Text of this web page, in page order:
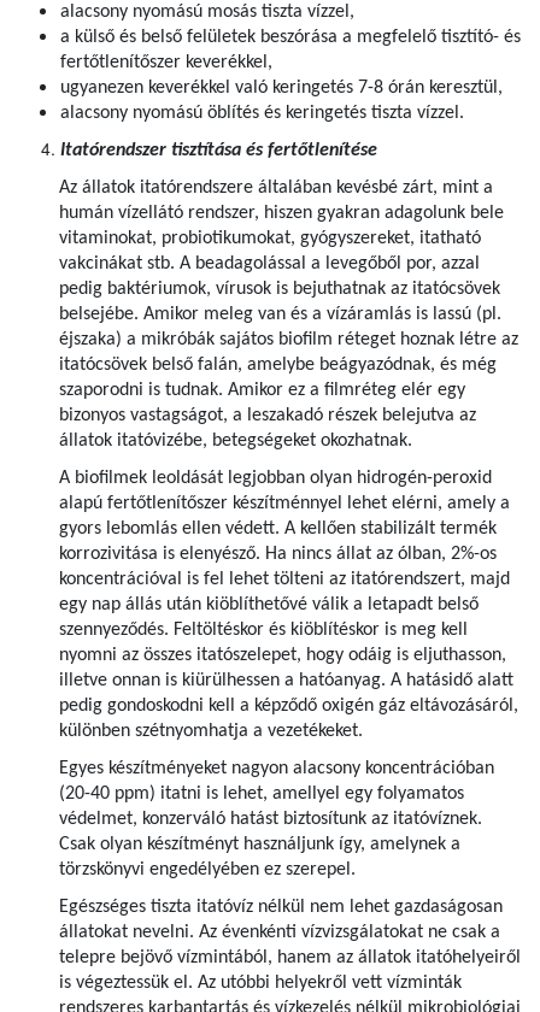
alacsony nyomású mosás tiszta vízzel,
a külső és belső felületek beszórása a megfelelő tisztító- és
fertőtlenítőszer keverékkel,
ugyanezen keverékkel való keringetés 7-8 órán keresztül,
alacsony nyomású öblítés és keringetés tiszta vízzel.
Itatórendszer tisztítása és fertőtlenítése
Az állatok itatórendszere általában kevésbé zárt, mint a
humán vízellátó rendszer, hiszen gyakran adagolunk bele
vitaminokat, probiotikumokat, gyógyszereket, itatható
vakcinákat stb. A beadagolással a levegőből por, azzal
pedig baktériumok, vírusok is bejuthatnak az itatócsövek
belsejébe. Amikor meleg van és a vízáramlás is lassú (pl.
éjszaka) a mikróbák sajátos biofilm réteget hoznak létre az
itatócsövek belső falán, amelybe beágyazódnak, és még
szaporodni is tudnak. Amikor ez a filmréteg elér egy
bizonyos vastagságot, a leszakadó részek belejutva az
állatok itatóvizébe, betegségeket okozhatnak.
A biofilmek leoldását legjobban olyan hidrogén-peroxid
alapú fertőtlenítőszer készítménnyel lehet elérni, amely a
gyors lebomlás ellen védett. A kellően stabilizált termék
korrozivitása is elenyésző. Ha nincs állat az ólban, 2%-os
koncentrációval is fel lehet tölteni az itatórendszert, majd
egy nap állás után kiöblíthetővé válik a letapadt belső
szennyeződés. Feltöltéskor és kiöblítéskor is meg kell
nyomni az összes itatószelepet, hogy odáig is eljuthasson,
illetve onnan is kiürülhessen a hatóanyag. A hatásidő alatt
pedig gondoskodni kell a képződő oxigén gáz eltávozásáról,
különben szétnyomhatja a vezetékeket.
Egyes készítményeket nagyon alacsony koncentrációban
(20-40 ppm) itatni is lehet, amellyel egy folyamatos
védelmet, konzerváló hatást biztosítunk az itatóvíznek.
Csak olyan készítményt használjunk így, amelynek a
törzskönyvi engedélyében ez szerepel.
Egészséges tiszta itatóvíz nélkül nem lehet gazdaságosan
állatokat nevelni. Az évenkénti vízvizsgálatokat ne csak a
telepre bejövő vízmintából, hanem az állatok itatóhelyeiről
is végeztessük el. Az utóbbi helyekről vett vízminták